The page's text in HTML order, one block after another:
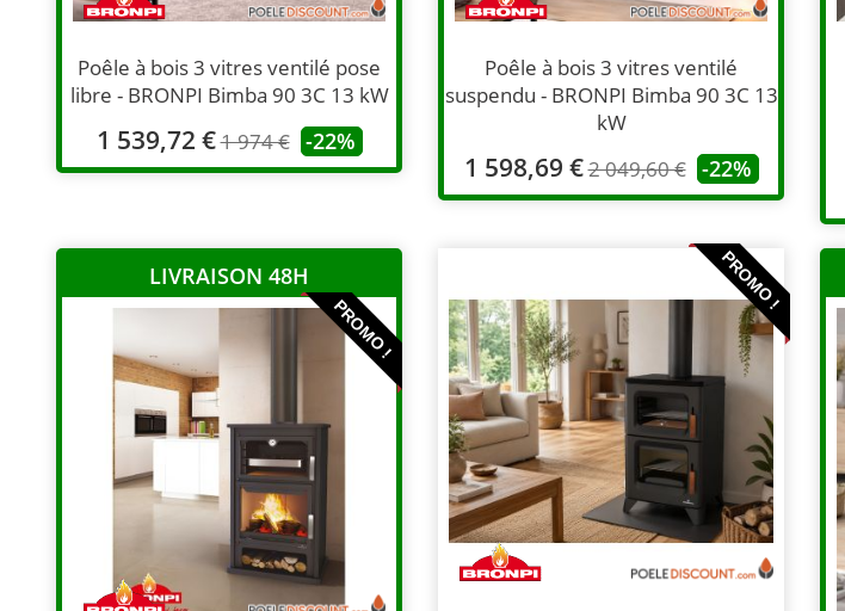
Poêle à bois 3 vitres ventilé pose
libre - BRONPI Bimba 90 3C 13 kW
1 539,72 €1 974 € -22%
Poêle à bois 3 vitres ventilé
suspendu - BRONPI Bimba 90 3C 13
kW
1 598,69 €2 049,60 € -22%
LIVRAISON 48H
PROMO !
PROMO !